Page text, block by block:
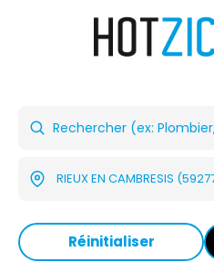
Réinitialiser